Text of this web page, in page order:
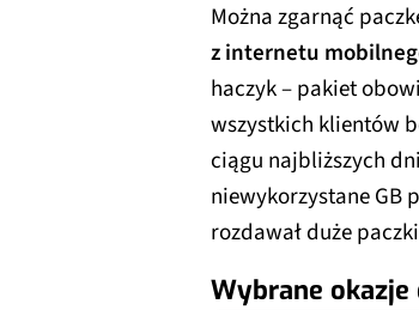
Można zgarnąć
z internetu
haczyk – pakiet
wszystkich klientów
ciągu najbliższych
niewykorzystane GB
rozdawał duże
Wybrane okazje